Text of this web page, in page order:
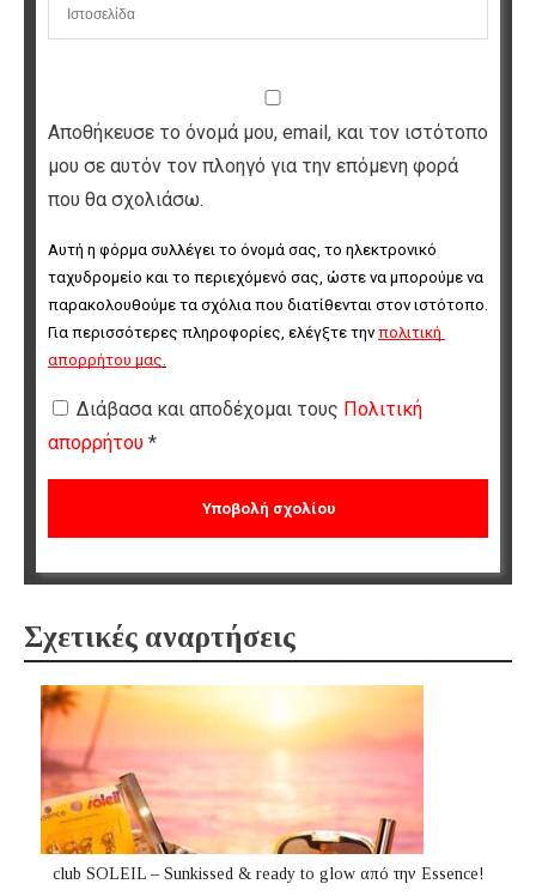
Αποθήκευσε το όνομά μου, email, και τον ιστότοπο
μου σε αυτόν τον πλοηγό για την επόμενη φορά
που θα σχολιάσω.
Αυτή η φόρμα συλλέγει το όνομά σας, το ηλεκτρονικό
ταχυδρομείο και το περιεχόμενό σας, ώστε να μπορούμε να
παρακολουθούμε τα σχόλια που διατίθενται στον ιστότοπο.
Για περισσότερες πληροφορίες, ελέγξτε την πολιτική
απορρήτου μας
Διάβασα και αποδέχομαι τους Πολιτική
απορρήτου *
Σχετικές αναρτήσεις
club SOLEIL – Sunkissed & ready to glow από την Essence!